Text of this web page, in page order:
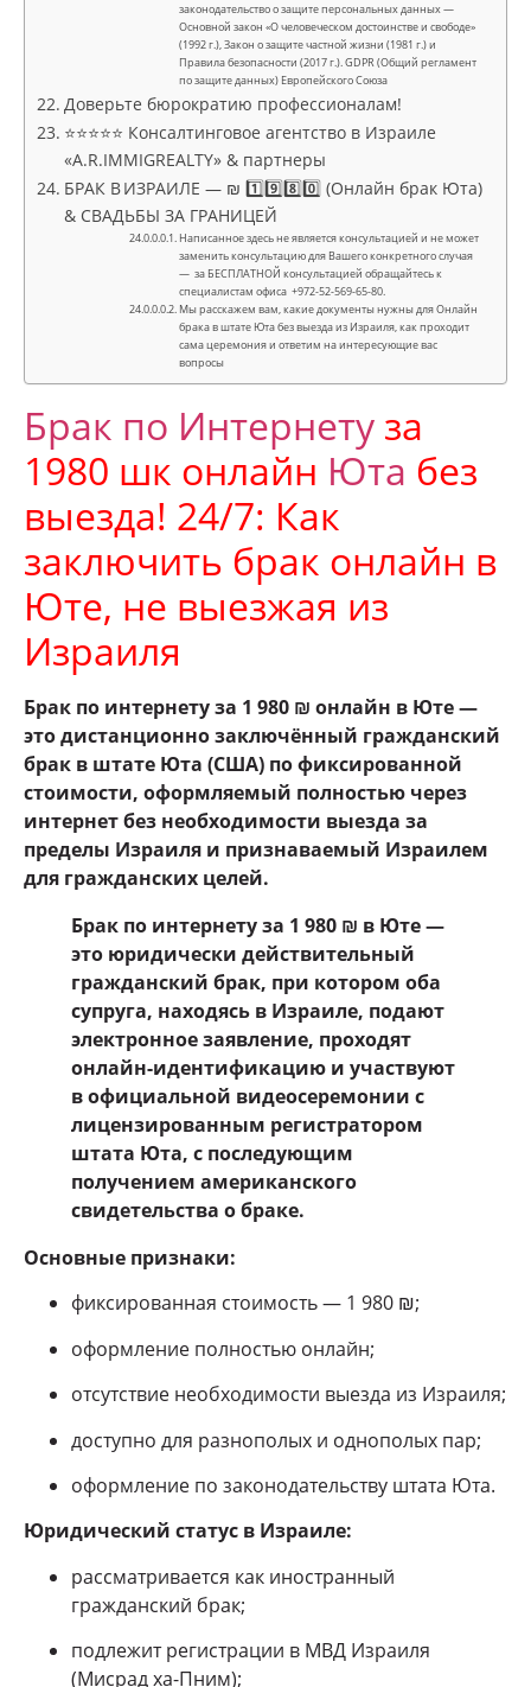
законодательство о защите персональных данных —
Основной закон «О человеческом достоинстве и свободе»
(1992 г.), Закон о защите частной жизни (1981 г.) и
Правила безопасности (2017 г.). GDPR (Общий регламент
по защите данных) Европейского Союза
Доверьте бюрократию профессионалам!
⭐⭐⭐⭐⭐ Консалтинговое агентство в Израиле
«A.R.IMMIGREALTY» & партнеры
БРАК В ИЗРАИЛЕ — ₪ 1️⃣9️⃣8️⃣0️⃣ (Онлайн брак Юта)
& СВАДЬБЫ ЗА ГРАНИЦЕЙ
Написанное здесь не является консультацией и не может
заменить консультацию для Вашего конкретного случая
— за БЕСПЛАТНОЙ консультацией обращайтесь к
специалистам офиса +972-52-569-65-80.
Мы расскажем вам, какие документы нужны для Онлайн
брака в штате Юта без выезда из Израиля, как проходит
сама церемония и ответим на интересующие вас
вопросы
Брак по Интернету за
1980 шк онлайн Юта без
выезда! 24/7: Как
заключить брак онлайн в
Юте, не выезжая из
Израиля
Брак по интернету за 1 980 ₪ онлайн в Юте —
это дистанционно заключённый гражданский
брак в штате Юта (США) по фиксированной
стоимости, оформляемый полностью через
интернет без необходимости выезда за
пределы Израиля и признаваемый Израилем
для гражданских целей.
Брак по интернету за 1 980 ₪ в Юте —
это юридически действительный
гражданский брак, при котором оба
супруга, находясь в Израиле, подают
электронное заявление, проходят
онлайн-идентификацию и участвуют
в официальной видеocеремонии с
лицензированным регистратором
штата Юта, с последующим
получением американского
свидетельства о браке.
Основные признаки:
фиксированная стоимость — 1 980 ₪;
оформление полностью онлайн;
отсутствие необходимости выезда из Израиля;
доступно для разнополых и однополых пар;
оформление по законодательству штата Юта.
Юридический статус в Израиле:
рассматривается как иностранный
гражданский брак;
подлежит регистрации в МВД Израиля
(Мисрад ха-Пним);